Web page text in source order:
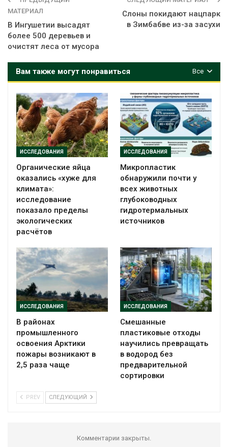
МАТЕРИАЛ
В Ингушетии высадят
более 500 деревьев и
очистят леса от мусора
Слоны покидают нацпарк
в Зимбабве из-за засухи
Все
Вам также могут понравиться
ИССЛЕДОВАНИЯ
Органические яйца
оказались «хуже для
климата»:
исследование
показало пределы
экологических
расчётов
ИССЛЕДОВАНИЯ
Микропластик
обнаружили почти у
всех животных
глубоководных
гидротермальных
источников
ИССЛЕДОВАНИЯ
В районах
промышленного
освоения Арктики
пожары возникают в
2,5 раза чаще
ИССЛЕДОВАНИЯ
Смешанные
пластиковые отходы
научились превращать
в водород без
предварительной
сортировки
PREV СЛЕДУЮЩИЙ
Комментарии закрыты.